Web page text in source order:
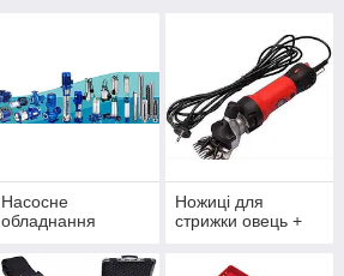
Насосне
обладнання
Ножиці для
стрижки овець +